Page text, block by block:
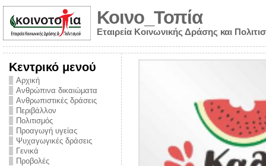
Κοινο_Τοπία
Εταιρεία Κοινωνικής Δράσης και
Κεντρικό μενού
Αρχική
Ανθρώπινα δικαιώματα
Ανθρωπιστικές δράσεις
Περιβάλλον
Πολιτισμός
Προαγωγή υγείας
Ψυχαγωγικές δράσεις
Γενικά
Προβολές